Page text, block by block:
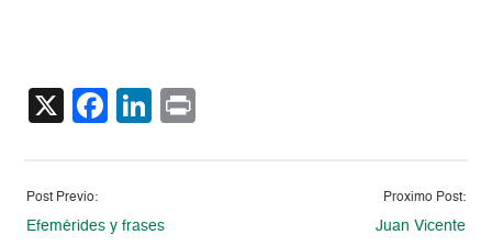
X Facebook
LinkedIn
Post Previo:
Efemérides y frases
Proximo Post:
Juan Vicente